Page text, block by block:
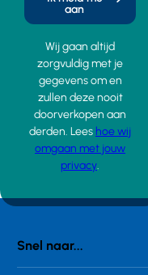
aan
Wij gaan altijd
zorgvuldig met je
gegevens om en
zullen deze nooit
doorverkopen aan
derden. Lees hoe wij
omgaan met jouw
privacy.
Snel naar...